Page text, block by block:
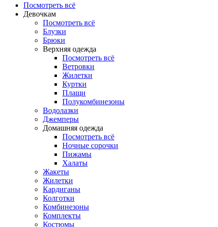
Посмотреть всё
Девочкам
Посмотреть всё
Блузки
Брюки
Верхняя одежда
Посмотреть всё
Ветровки
Жилетки
Куртки
Плащи
Полукомбинезоны
Водолазки
Джемперы
Домашняя одежда
Посмотреть всё
Ночные сорочки
Пижамы
Халаты
Жакеты
Жилетки
Кардиганы
Колготки
Комбинезоны
Комплекты
Костюмы